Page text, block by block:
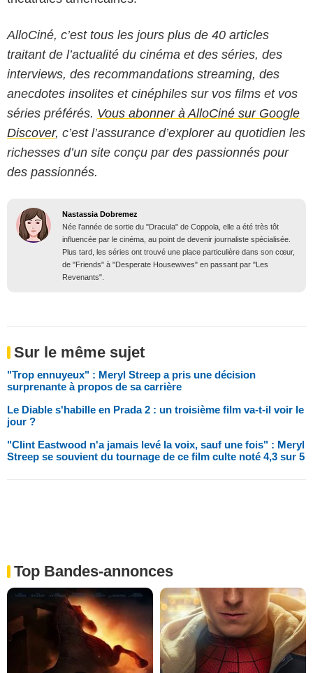
AlloCiné, c’est tous les jours plus de 40 articles
traitant de l’actualité du cinéma et des séries, des
interviews, des recommandations streaming, des
anecdotes insolites et cinéphiles sur vos films et vos
séries préférés. Vous abonner à AlloCiné sur Google
Discover, c’est l’assurance d’explorer au quotidien les
richesses d’un site conçu par des passionnés pour
des passionnés.
Nastassia Dobremez
Née l’année de sortie du "Dracula" de Coppola, elle a été très tôt
influencée par le cinéma, au point de devenir journaliste spécialisée.
Plus tard, les séries ont trouvé une place particulière dans son cœur,
de "Friends" à "Desperate Housewives" en passant par "Les
Revenants".
Sur le même sujet
"Trop ennuyeux" : Meryl Streep a pris une décision
surprenante à propos de sa carrière
Le Diable s'habille en Prada 2 : un troisième film va-t-il voir le
jour ?
"Clint Eastwood n'a jamais levé la voix, sauf une fois" : Meryl
Streep se souvient du tournage de ce film culte noté 4,3 sur 5
Top Bandes-annonces